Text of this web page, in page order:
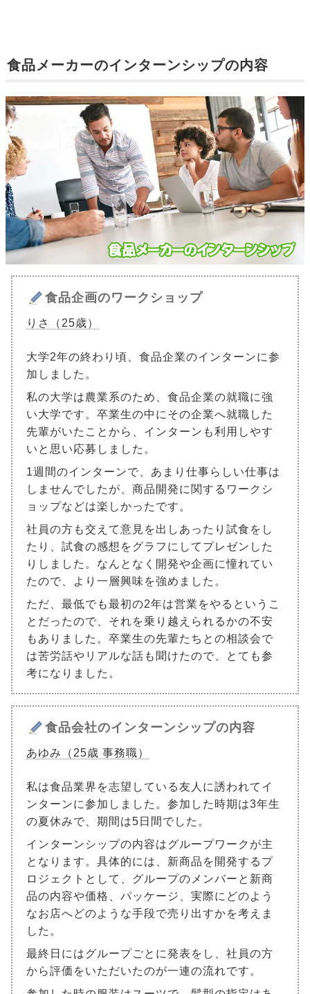
食品メーカーのインターンシップの内容
食品企画のワークショップ
りさ（25歳）
大学2年の終わり頃、食品企業のインターンに参
加しました。
私の大学は農業系のため、食品企業の就職に強
い大学です。卒業生の中にその企業へ就職した
先輩がいたことから、インターンも利用しやす
いと思い応募しました。
1週間のインターンで、あまり仕事らしい仕事は
しませんでしたが、商品開発に関するワークシ
ョップなどは楽しかったです。
社員の方も交えて意見を出しあったり試食をし
たり、試食の感想をグラフにしてプレゼンした
りしました。なんとなく開発や企画に憧れてい
たので、より一層興味を強めました。
ただ、最低でも最初の2年は営業をやるというこ
とだったので、それを乗り越えられるかの不安
もありました。卒業生の先輩たちとの相談会で
は苦労話やリアルな話も聞けたので、とても参
考になりました。
食品会社のインターンシップの内容
あゆみ（25歳 事務職）
私は食品業界を志望している友人に誘われてイ
ンターンに参加しました。参加した時期は3年生
の夏休みで、期間は5日間でした。
インターンシップの内容はグループワークが主
となります。具体的には、新商品を開発するプ
ロジェクトとして、グループのメンバーと新商
品の内容や価格、パッケージ、実際にどのよう
なお店へどのような手段で売り出すかを考えま
した。
最終日にはグループごとに発表をし、社員の方
から評価をいただいたのが一連の流れです。